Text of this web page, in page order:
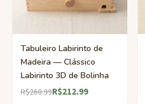
Tabuleiro Labirinto de
Madeira — Clássico
Labirinto 3D de Bolinha
R$260.99R$212.99